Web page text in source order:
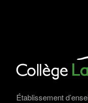
Établissement